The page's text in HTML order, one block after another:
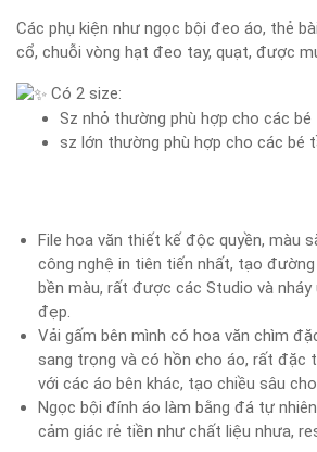
Các phụ kiện như ngọc bội đeo áo, thẻ
cổ, chuỗi vòng hạt đeo tay, quạt, được
Có 2 size:
Sz nhỏ thường phù hợp cho các
sz lớn thường phù hợp cho các bé
File hoa văn thiết kế độc quyền, màu
công nghệ in tiên tiến nhất, tạo
bền màu, rất được các Studio và nháy
đẹp.
Vải gấm bên mình có hoa văn chìm
sang trọng và có hồn cho áo, rất đặc
với các áo bên khác, tạo chiều sâu
Ngọc bội đính áo làm bằng đá tự
cảm giác rẻ tiền như chất liệu nhưa,